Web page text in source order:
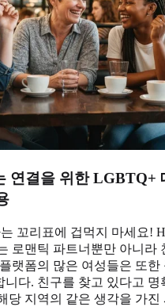
연결을 위한 LGBTQ+
꼬리표에 겁먹지 마세요!
로맨틱 파트너뿐만 아니라
랫폼의 많은 여성들은 또한
니다. 친구를 찾고 있다고 명
당 지역의 같은 생각을 가진